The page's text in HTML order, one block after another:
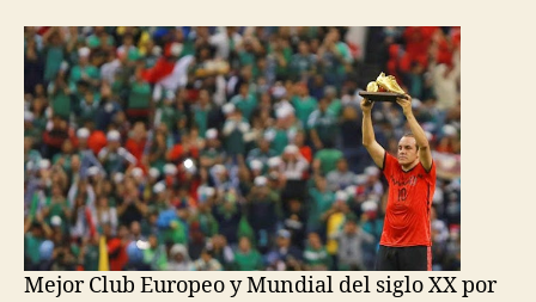
Mejor Club Europeo y Mundial del siglo XX por